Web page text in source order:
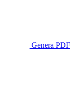
Genera PDF